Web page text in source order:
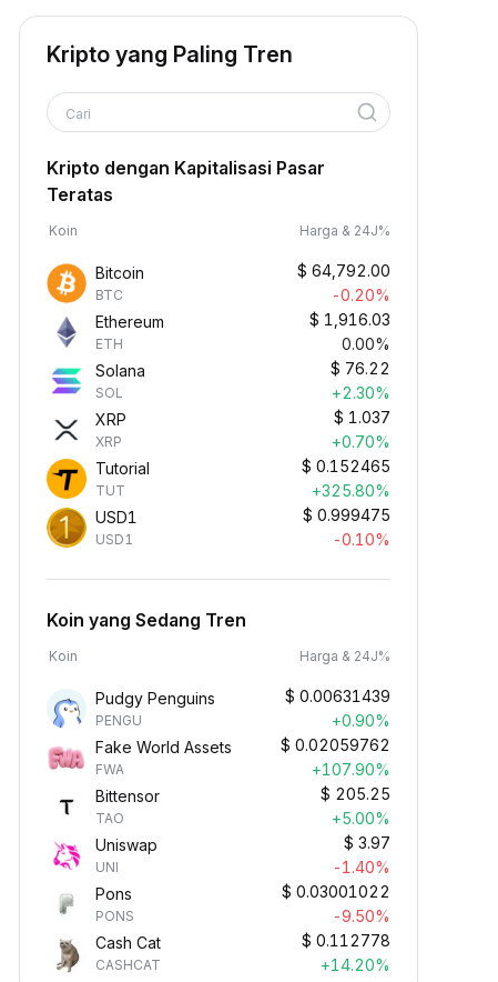
Dapatkan Kripto secara
Dapatkan hadiah pasif—cukup
depositkan dana Anda dan saksikan
Kripto yang Paling Tren
Cari
Kripto dengan Kapitalisasi Pasar
Teratas
Koin Harga & 24J%
Bitcoin
BTC
$ 64,792.00
-0.20%
Ethereum
ETH
$ 1,916.03
0.00%
Solana
SOL
$ 76.22
+2.30%
XRP
XRP
$ 1.037
+0.70%
Tutorial
TUT
$ 0.152465
+325.80%
USD1
USD1
$ 0.999475
-0.10%
Koin yang Sedang Tren
Koin Harga & 24J%
Pudgy Penguins
PENGU
$ 0.00631439
+0.90%
Fake World Assets
FWA
$ 0.02059762
+107.90%
Bittensor
TAO
$ 205.25
+5.00%
Uniswap
UNI
$ 3.97
-1.40%
Pons
PONS
$ 0.03001022
-9.50%
Cash Cat
CASHCAT
$ 0.112778
+14.20%